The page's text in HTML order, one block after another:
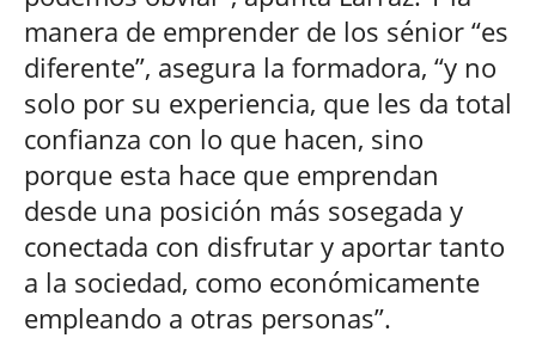
manera de emprender de los sénior “es
diferente”, asegura la formadora, “y no
solo por su experiencia, que les da total
confianza con lo que hacen, sino
porque esta hace que emprendan
desde una posición más sosegada y
conectada con disfrutar y aportar tanto
a la sociedad, como económicamente
empleando a otras personas”.